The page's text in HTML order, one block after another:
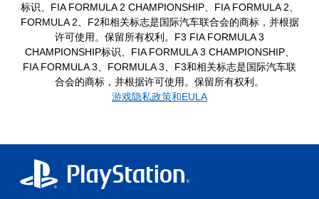
标识、FIA FORMULA 2 CHAMPIONSHIP、FIA FORMULA 2、
FORMULA 2、F2和相关标志是国际汽车联合会的商标，并根据
许可使用。保留所有权利。F3 FIA FORMULA 3
CHAMPIONSHIP标识、FIA FORMULA 3 CHAMPIONSHIP、
FIA FORMULA 3、FORMULA 3、F3和相关标志是国际汽车联
合会的商标，并根据许可使用。保留所有权利。
游戏隐私政策和EULA